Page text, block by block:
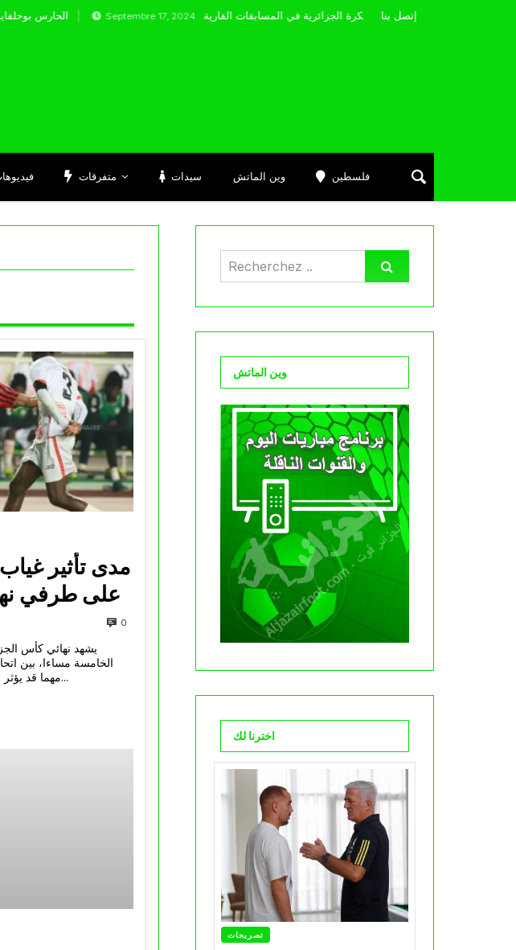
Septembre 17, 2024 إتصل بنا
متفرقات سيدات وين الماتش فلسطين
مدى تأثير
على طرفي
0
يشهد نهائي كأس
الخامسة مساءا، بين
مهما قد يؤثر على ملامح المواجهة، يتمثل في ا...
وين الماتش
اخترنا لك
تصريحات